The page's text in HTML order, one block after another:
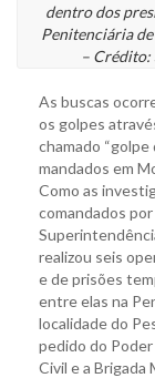
dentro dos
Penitenciária
– Crédito:
As buscas
os golpes
chamado “golpe
mandados em
Como as
comandados
realizou seis
e de prisões
entre elas na
localidade do
pedido do
Civil e a Brigada